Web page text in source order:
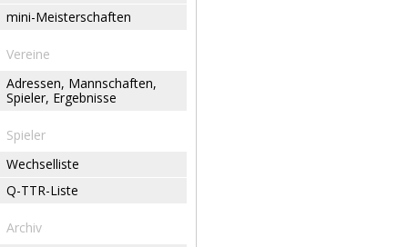
mini-Meisterschaften
Vereine
Adressen, Mannschaften,
Spieler, Ergebnisse
Spieler
Wechselliste
Q-TTR-Liste
Archiv